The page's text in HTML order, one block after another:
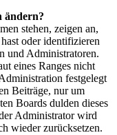
ändern?
stehen, zeigen an,
oder identifizieren
und Administratoren.
eines Ranges nicht
festgelegt
Beiträge, nur um
Boards dulden dieses
Administrator wird
wieder zurücksetzen.